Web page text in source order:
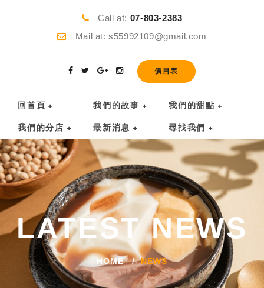
Call at: 07-803-2383
Mail at: s55992109@gmail.com
價目表
回首頁 我們的故事 我們的甜點
我們的分店 最新消息 尋找我們
LATEST NEWS
HOME NEWS